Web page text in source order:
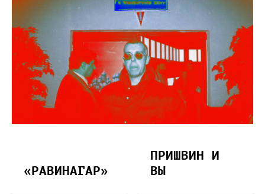
«РАВИНАГАР»
ПРИШВИН И
ВЫ